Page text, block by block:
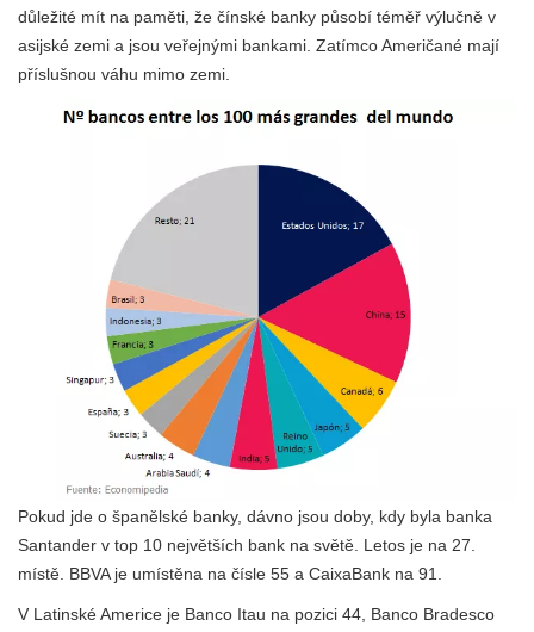
důležité mít na paměti, že čínské banky působí téměř výlučně v
asijské zemi a jsou veřejnými bankami. Zatímco Američané mají
příslušnou váhu mimo zemi.
Pokud jde o španělské banky, dávno jsou doby, kdy byla banka
Santander v top 10 největších bank na světě. Letos je na 27.
místě. BBVA je umístěna na čísle 55 a CaixaBank na 91.
V Latinské Americe je Banco Itau na pozici 44, Banco Bradesco